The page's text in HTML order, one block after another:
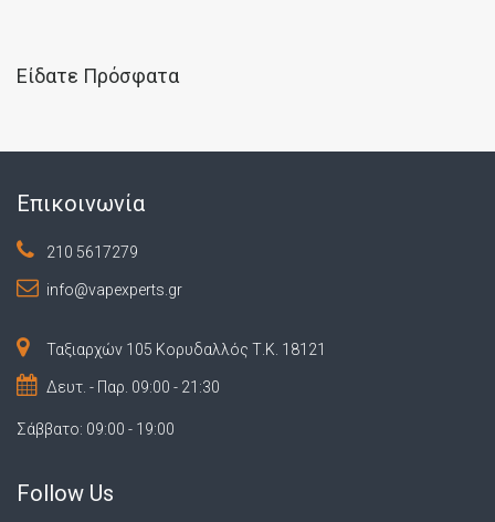
Είδατε Πρόσφατα
Επικοινωνία
210 5617279
info@vapexperts.gr
Ταξιαρχών 105 Κορυδαλλός Τ.Κ. 18121
Δευτ. - Παρ. 09:00 - 21:30
Σάββατο: 09:00 - 19:00
Follow Us